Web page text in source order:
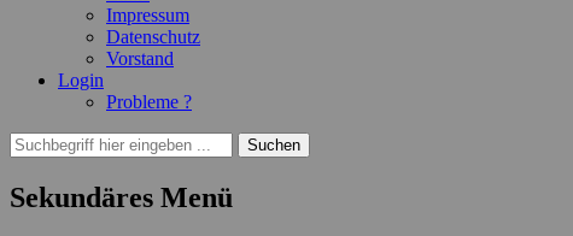
Impressum
Datenschutz
Vorstand
Login
Probleme ?
Suchen
Suchen
nach:
Sekundäres Menü